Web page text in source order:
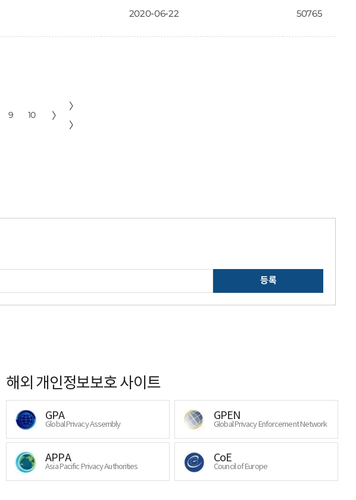
2020-06-22 50765
9 10 〉
〉
〉
등록
해외 개인정보보호 사이트
GPA
Global Privacy Assembly
GPEN
Global Privacy Enforcement Network
APPA
Asia Pacific Privacy Authorities
CoE
Council of Europe